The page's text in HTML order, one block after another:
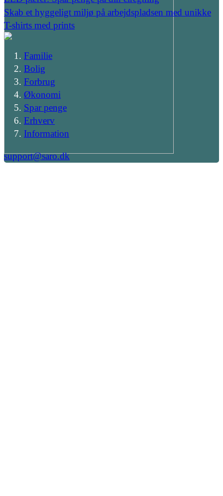
Skab et hyggeligt miljø på arbejdspladsen med unikke
T-shirts med prints
Familie
Bolig
Forbrug
Økonomi
Spar penge
Erhverv
Information
support@saro.dk